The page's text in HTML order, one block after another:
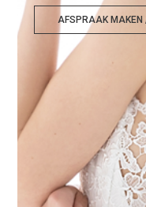
AFSPRAAK MAKEN